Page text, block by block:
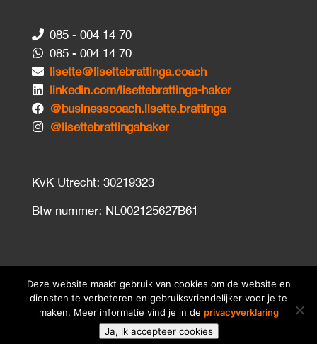
085 - 004 14 70
085 - 004 14 70
lisette@lisettebrattinga.coach
linkedin.com/lisettebrattinga-haker
@businesscoach.lisette.brattinga
@lisettebrattingahaker
KvK Utrecht: 30219323
Btw nummer: NL002125627B61
© 2026 lisettebrattinga.nl•Disclaimer•
Privacyverklaring•Algemene Voorwaarden
Deze website maakt gebruik van cookies om de website en
diensten te verbeteren en gebruiksvriendelijker voor je te
maken. Meer informatie vind je in de privacyverklaring
Ja, ik accepteer cookies